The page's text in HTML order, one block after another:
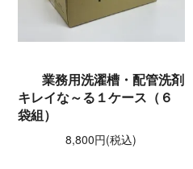
業務用洗濯槽・配管洗剤
キレイな～る１ケース（６
袋組）
8,800円(税込)